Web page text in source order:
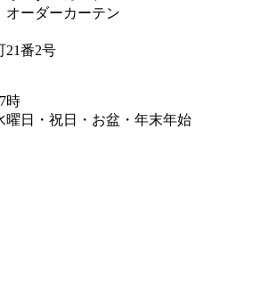
21番2号
時
曜日・祝日・お盆・年末年始